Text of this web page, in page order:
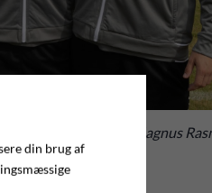
Pelle Rasmussen, Magnus
din brug af